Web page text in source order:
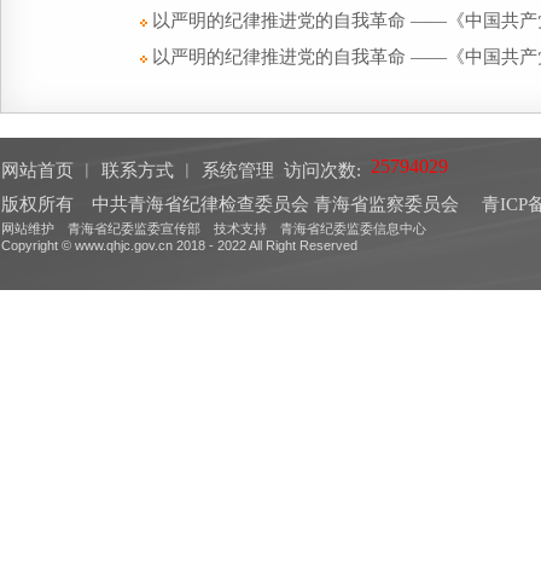
以严明的纪律推进党的自我革命 ——《中国共
以严明的纪律推进党的自我革命 ——《中国共
网站首页 联系方式 系统管理 访问次数:
版权所有 中共青海省纪律检查委员会 青海省监察委员会
青ICP
网站维护 青海省纪委监委宣传部 技术支持 青海省纪委监委信息中心
Copyright © www.qhjc.gov.cn 2018 - 2022 All Right Reserved